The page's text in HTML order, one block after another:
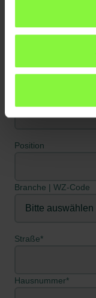
Position
Branche | WZ-Code
Straße*
Hausnummer*